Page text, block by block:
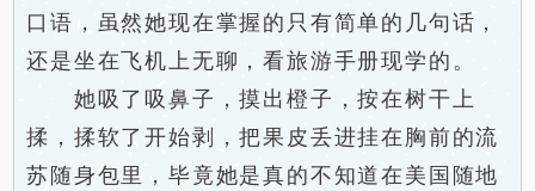
口语，虽然她现在掌握的只有简单的几句话，
还是坐在飞机上无聊，看旅游手册现学的。
她吸了吸鼻子，摸出橙子，按在树干上
揉，揉软了开始剥，把果皮丢进挂在胸前的流
苏随身包里，毕竟她是真的不知道在美国随地